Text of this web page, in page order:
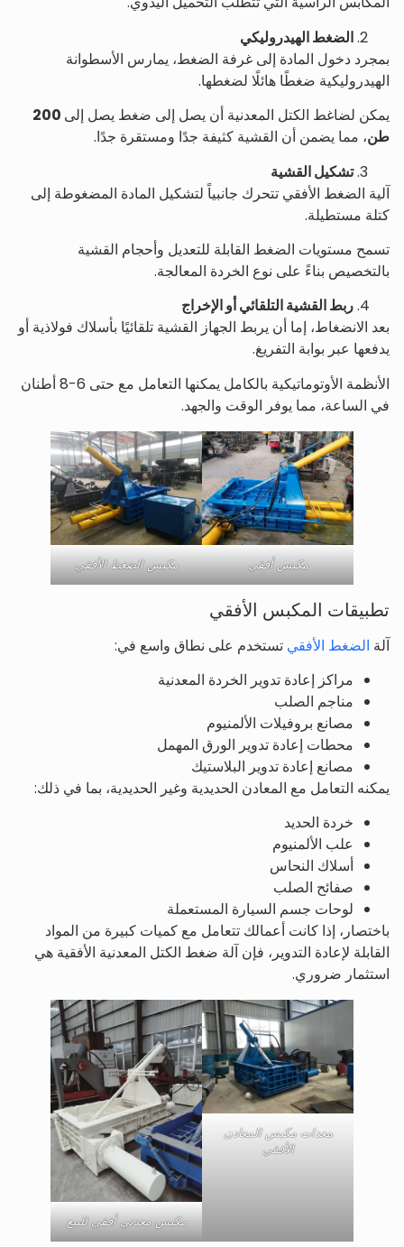
الضغط الهيدروليكي
بمجرد دخول المادة إلى غرفة الضغط، يمارس الأسطوانة
الهيدروليكية ضغطًا هائلًا لضغطها.
يمكن لضاغط الكتل المعدنية أن يصل إلى ضغط يصل إلى 200
طن، مما يضمن أن القشية كثيفة جدًا ومستقرة جدًا.
تشكيل القشية
آلية الضغط الأفقي تتحرك جانبياً لتشكيل المادة المضغوطة إلى
كتلة مستطيلة.
تسمح مستويات الضغط القابلة للتعديل وأحجام القشية
بالتخصيص بناءً على نوع الخردة المعالجة.
ربط القشية التلقائي أو الإخراج
بعد الانضغاط، إما أن يربط الجهاز القشية تلقائيًا بأسلاك فولاذية أو
يدفعها عبر بوابة التفريغ.
الأنظمة الأوتوماتيكية بالكامل يمكنها التعامل مع حتى 6-8 أطنان
في الساعة، مما يوفر الوقت والجهد.
مكبس أفقي مكبس الضغط الأفقي
تطبيقات المكبس الأفقي
آلة الضغط الأفقي تستخدم على نطاق واسع في:
مراكز إعادة تدوير الخردة المعدنية
مناجم الصلب
مصانع بروفيلات الألمنيوم
محطات إعادة تدوير الورق المهمل
مصانع إعادة تدوير البلاستيك
يمكنه التعامل مع المعادن الحديدية وغير الحديدية، بما في ذلك:
خردة الحديد
علب الألمنيوم
أسلاك النحاس
صفائح الصلب
لوحات جسم السيارة المستعملة
باختصار، إذا كانت أعمالك تتعامل مع كميات كبيرة من المواد
القابلة لإعادة التدوير، فإن آلة ضغط الكتل المعدنية الأفقية هي
استثمار ضروري.
معدات مكبس المعادن
الأفقي
مكبس معدني أفقي للبيع